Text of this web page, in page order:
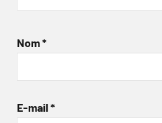
Nom*
E-mail *